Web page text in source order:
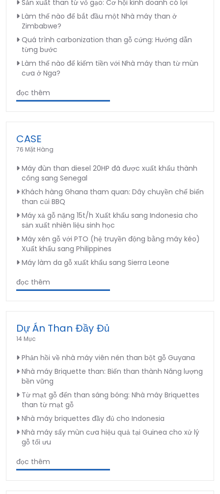
Sản xuất than từ vỏ gạo: Cơ hội kinh doanh có lợi
Làm thế nào để bắt đầu một Nhà máy than ở
Zimbabwe?
Quá trình carbonization than gỗ cứng: Hướng dẫn
từng bước
Làm thế nào để kiếm tiền với Nhà máy than từ mùn
cưa ở Nga?
đọc thêm
CASE
76 Mặt Hàng
Máy đùn than diesel 20HP đã được xuất khẩu thành
công sang Senegal
Khách hàng Ghana tham quan: Dây chuyền chế biến
than củi BBQ
Máy xả gỗ nặng 15t/h Xuất khẩu sang Indonesia cho
sản xuất nhiên liệu sinh học
Máy xén gỗ với PTO (hệ truyền động bằng máy kéo)
Xuất khẩu sang Philippines
Máy làm da gỗ xuất khẩu sang Sierra Leone
đọc thêm
Dự Án Than Đầy Đủ
14 Mục
Phản hồi về nhà máy viên nén than bột gỗ Guyana
Nhà máy Briquette than: Biến than thành Năng lượng
bền vững
Từ mạt gỗ đến than sáng bóng: Nhà máy Briquettes
than từ mạt gỗ
Nhà máy briquettes đầy đủ cho Indonesia
Nhà máy sấy mùn cưa hiệu quả tại Guinea cho xử lý
gỗ tối ưu
đọc thêm